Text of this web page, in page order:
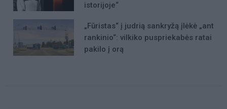
istorijoje“
„Fūristas“ į judrią sankryžą įlėkė „ant
rankinio“: vilkiko puspriekabės ratai
pakilo į orą